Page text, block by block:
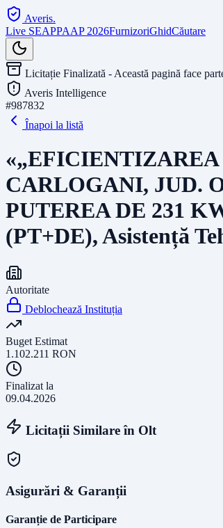
Averis.
Live SEAPPAAP 2026FurnizoriGhidCăutare
Licitație Finalizată - Această pagină face
Averis Intelligence
#987832
Înapoi la listă
CARLOGANI, JUD.
PUTEREA DE 231
(PT+DE), Asistență
Autoritate
Deblochează Instituția
Buget Estimat
1.102.211 RON
Finalizat la
09.04.2026
Licitații Similare în Olt
Asigurări & Garanții
Garanție de Participare